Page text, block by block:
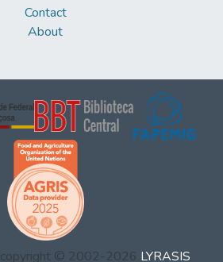
Contact
About
copyright © 2002-2026 LYRASIS